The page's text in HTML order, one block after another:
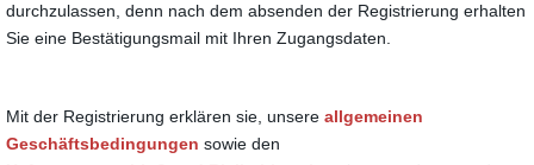
durchzulassen, denn nach dem absenden der Registrierung erhalten
Sie eine Bestätigungsmail mit Ihren Zugangsdaten.
Mit der Registrierung erklären sie, unsere allgemeinen
Geschäftsbedingungen sowie den